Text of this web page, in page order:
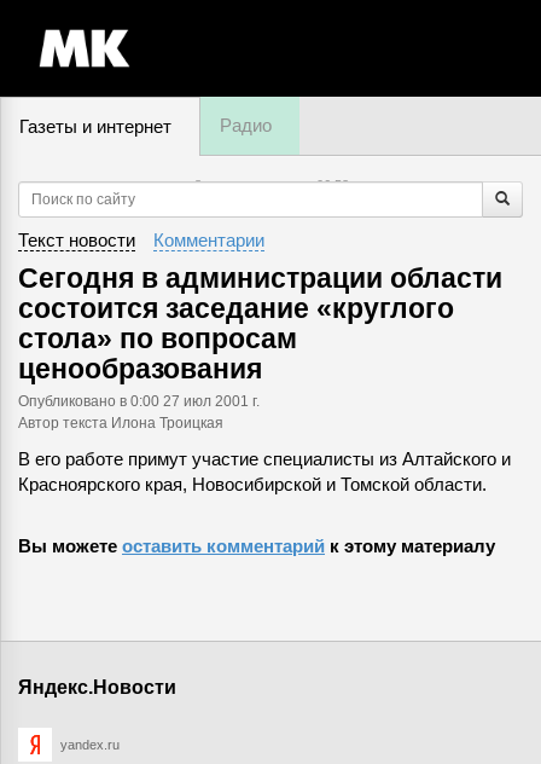
Газеты и интернет Радио
8 августа, пятница,06:53
Текст новости Комментарии
Сегодня в администрации области
состоится заседание «круглого
стола» по вопросам
ценообразования
Опубликовано в 0:00 27 июл 2001 г.
Автор текста Илона Троицкая
В его работе примут участие специалисты из Алтайского и
Красноярского края, Новосибирской и Томской области.
Вы можете оставить комментарий к этому материалу
Яндекс.Новости
yandex.ru